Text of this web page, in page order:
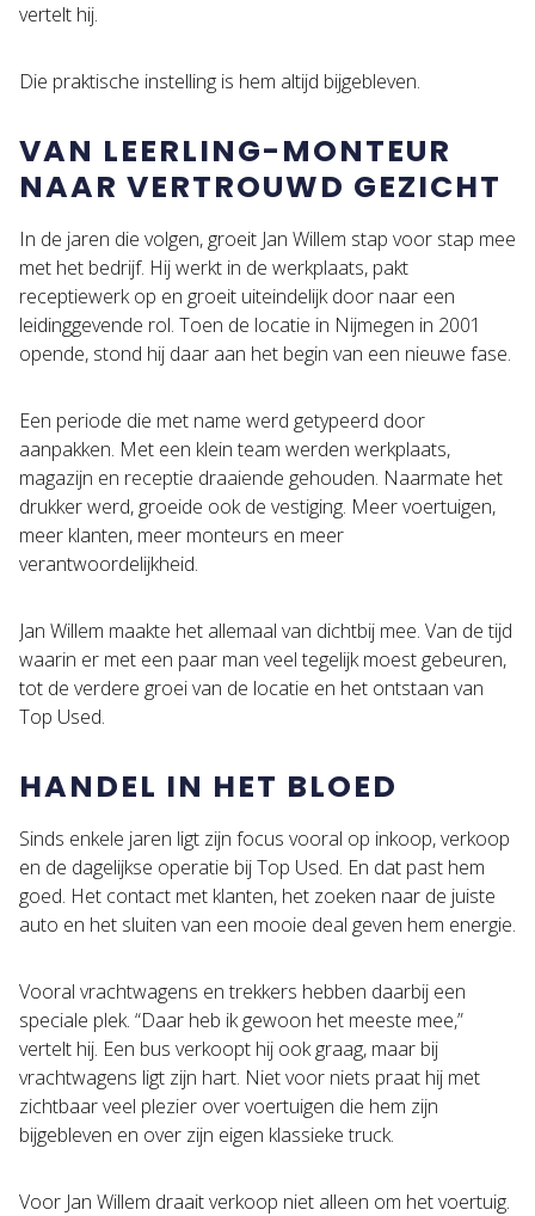
vertelt hij.
Die praktische instelling is hem altijd bijgebleven.
VAN LEERLING-MONTEUR
NAAR VERTROUWD GEZICHT
In de jaren die volgen, groeit Jan Willem stap voor stap mee
met het bedrijf. Hij werkt in de werkplaats, pakt
receptiewerk op en groeit uiteindelijk door naar een
leidinggevende rol. Toen de locatie in Nijmegen in 2001
opende, stond hij daar aan het begin van een nieuwe fase.
Een periode die met name werd getypeerd door
aanpakken. Met een klein team werden werkplaats,
magazijn en receptie draaiende gehouden. Naarmate het
drukker werd, groeide ook de vestiging. Meer voertuigen,
meer klanten, meer monteurs en meer
verantwoordelijkheid.
Jan Willem maakte het allemaal van dichtbij mee. Van de tijd
waarin er met een paar man veel tegelijk moest gebeuren,
tot de verdere groei van de locatie en het ontstaan van
Top Used.
HANDEL IN HET BLOED
Sinds enkele jaren ligt zijn focus vooral op inkoop, verkoop
en de dagelijkse operatie bij Top Used. En dat past hem
goed. Het contact met klanten, het zoeken naar de juiste
auto en het sluiten van een mooie deal geven hem energie.
Vooral vrachtwagens en trekkers hebben daarbij een
speciale plek. “Daar heb ik gewoon het meeste mee,”
vertelt hij. Een bus verkoopt hij ook graag, maar bij
vrachtwagens ligt zijn hart. Niet voor niets praat hij met
zichtbaar veel plezier over voertuigen die hem zijn
bijgebleven en over zijn eigen klassieke truck.
Voor Jan Willem draait verkoop niet alleen om het voertuig.